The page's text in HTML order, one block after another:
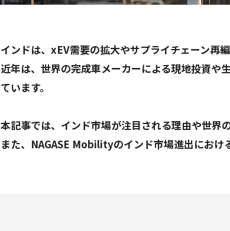
インドは、xEV需要の拡大やサプライチェーン再
近年は、世界の完成車メーカーによる現地投資や
ています。
本記事では、インド市場が注目される理由や世界